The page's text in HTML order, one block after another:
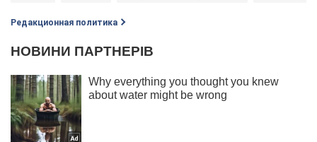
Редакционная политика